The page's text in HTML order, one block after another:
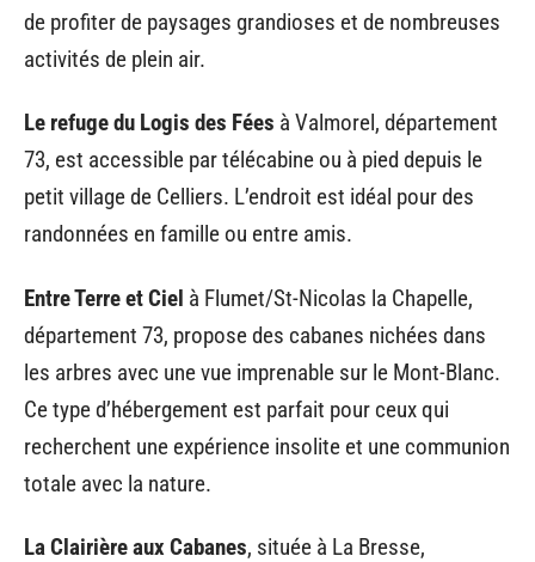
de profiter de paysages grandioses et de nombreuses
activités de plein air.
Le refuge du Logis des Fées à Valmorel, département
73, est accessible par télécabine ou à pied depuis le
petit village de Celliers. L’endroit est idéal pour des
randonnées en famille ou entre amis.
Entre Terre et Ciel à Flumet/St-Nicolas la Chapelle,
département 73, propose des cabanes nichées dans
les arbres avec une vue imprenable sur le Mont-Blanc.
Ce type d’hébergement est parfait pour ceux qui
recherchent une expérience insolite et une communion
totale avec la nature.
La Clairière aux Cabanes, située à La Bresse,